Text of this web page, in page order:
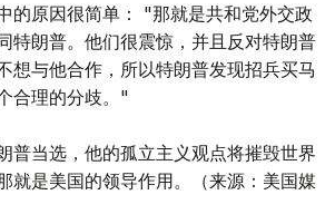
的原因很简单： "那就是共和党外交政
特朗普。他们很震惊，并且反对特朗普
想与他合作，所以特朗普发现招兵买马
合理的分歧。"
普当选，他的孤立主义观点将摧毁世界
就是美国的领导作用。（来源：美国媒